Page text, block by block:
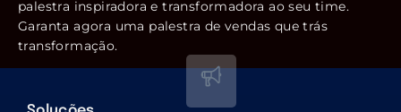
palestra inspiradora e transformadora ao seu time.
Garanta agora uma palestra de vendas que trás
transformação.